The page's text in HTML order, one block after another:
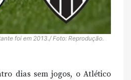
foi em 2013./ Foto: Reprodução.
dias sem jogos, o Atlético